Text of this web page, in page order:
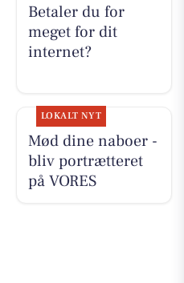
Betaler du for
meget for dit
internet?
LOKALT NYT
Mød dine naboer -
bliv portrætteret
på VORES